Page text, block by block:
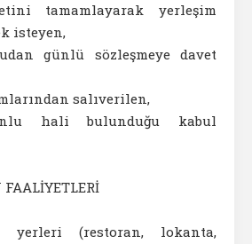
tamamlayarak yerleşim
isteyen,
günlü sözleşmeye davet
salıverilen,
hali bulunduğu kabul
FAALİYETLERİ
yerleri (restoran, lokanta,